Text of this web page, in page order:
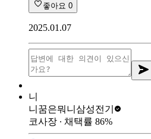
좋아요 0
2025.01.07
니
니꿈은뭐니 삼성전기
코사장 ∙ 채택률 86%